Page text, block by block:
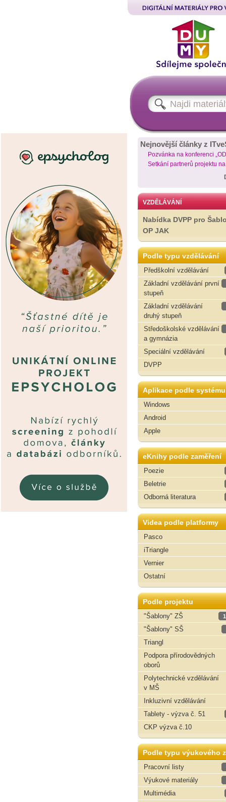
Nejnovější články z
Pozvánka na konferenci
Setkání partnerů projektu
VZDĚLÁVÁNÍ
Nabídka DVPP pro
OP JAK
Podle typu vzdělávání
Předškolní vzdělávání
Základní vzdělávání první
stupeň
Základní vzdělávání
druhý stupeň
Středoškolské vzdělávání
a gymnázia
Speciální vzdělávání
DVPP
Aplikace podle systému
Windows
Android
Apple
eKnihy podle zaměření
Poezie
Beletrie
Odborná literatura
Videa podle platformy
Pasco
iTriangle
Vernier
Ostatní
Podle projektu
"Šablony" ZŠ
"Šablony" SŠ
Triangl
Podpora přírodovědných
oborů
Polytechnické vzdělávání
v MŠ
Inkluzivní vzdělávání
Tablety - výzva č. 51
CKP výzva č.10
Podle typu výukového
Pracovní listy
Výukové materiály
Multimédia